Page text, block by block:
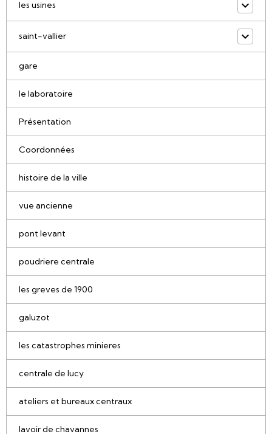
les usines
saint-vallier
gare
le laboratoire
Présentation
Coordonnées
histoire de la ville
vue ancienne
pont levant
poudriere centrale
les greves de 1900
galuzot
les catastrophes minieres
centrale de lucy
ateliers et bureaux centraux
lavoir de chavannes